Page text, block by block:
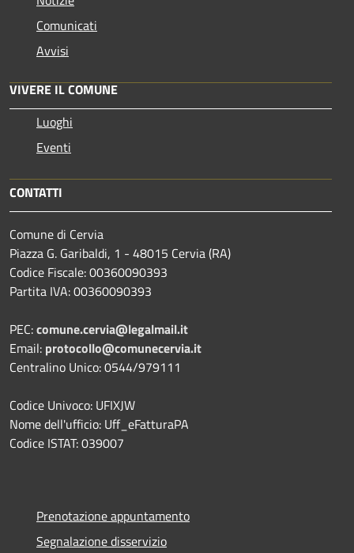
Comunicati
Avvisi
VIVERE IL COMUNE
Luoghi
Eventi
CONTATTI
Comune di Cervia
Piazza G. Garibaldi, 1 - 48015 Cervia (RA)
Codice Fiscale: 00360090393
Partita IVA: 00360090393
PEC:comune.cervia@legalmail.it
Email: protocollo@comunecervia.it
Centralino Unico: 0544/979111
Codice Univoco: UFIXJW
Nome dell'ufficio: Uff_eFatturaPA
Codice ISTAT: 039007
Prenotazione appuntamento
Segnalazione disservizio